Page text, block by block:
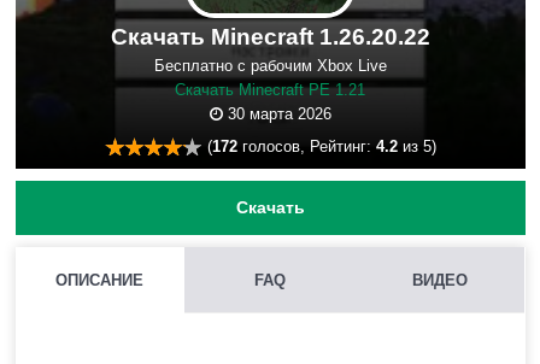
Скачать Minecraft 1.26.20.22
Бесплатно с рабочим Xbox Live
Скачать Minecraft PE 1.21
30 марта 2026
(172голосов, Рейтинг: 4.2из 5)
Скачать
ОПИСАНИЕ FAQ ВИДЕО